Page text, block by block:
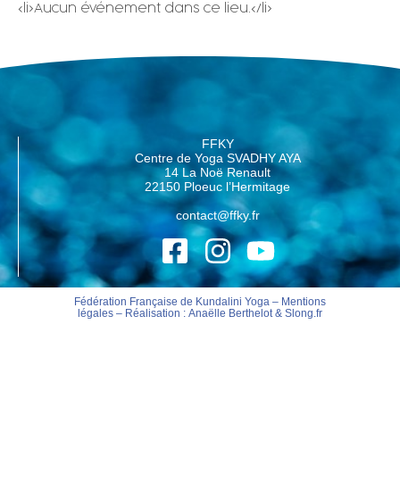
<li>Aucun événement dans ce lieu.</li>
FFKY
Centre de Yoga SVADHY AYA
14 La Noë Renault
22150 Ploeuc l’Hermitage
contact@ffky.fr
Fédération Française de Kundalini Yoga – Mentions
légales– Réalisation : Anaëlle Berthelot& Slong.fr